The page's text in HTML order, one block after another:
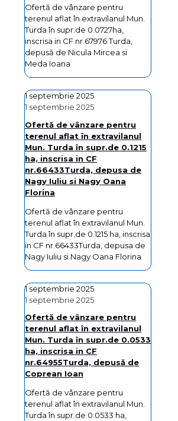
Ofertă de vânzare pentru
terenul aflat în extravilanul Mun.
Turda în supr.de 0.0727ha,
inscrisa in CF nr.67976 Turda,
depusă de Nicula Mircea si
Meda Ioana
1 septembrie 2025
1 septembrie 2025
Ofertă de vânzare pentru
terenul aflat în extravilanul
Mun. Turda în supr.de 0.1215
ha, inscrisa in CF
nr.66433Turda, depusa de
Nagy Iuliu si Nagy Oana
Florina
Ofertă de vânzare pentru
terenul aflat în extravilanul Mun.
Turda în supr.de 0.1215 ha, inscrisa
in CF nr.66433Turda, depusa de
Nagy Iuliu si Nagy Oana Florina
1 septembrie 2025
1 septembrie 2025
Ofertă de vânzare pentru
terenul aflat în extravilanul
Mun. Turda în supr.de 0.0533
ha, inscrisa in CF
nr.64955Turda, depusă de
Coprean Ioan
Ofertă de vânzare pentru
terenul aflat în extravilanul Mun.
Turda în supr.de 0.0533 ha,